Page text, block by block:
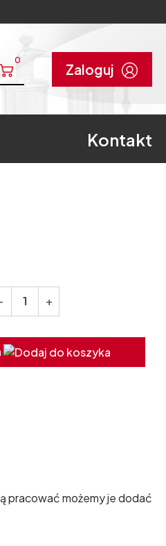
0
Zaloguj
Kontakt
+
pracować możemy je dodać